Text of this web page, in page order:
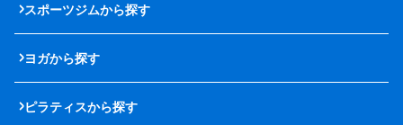
スポーツジムから探す
ヨガから探す
ピラティスから探す